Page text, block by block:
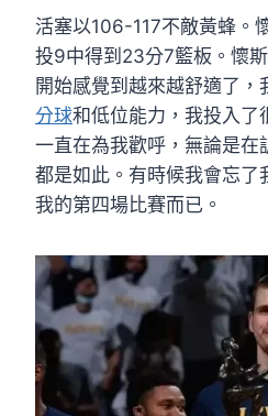
活塞以106-117不敵黃蜂。
投9中得到23分7籃板。懷
開始感覺到越來越舒適了，
分球和低位能力，我投入了
一直在為我歡呼，無論是在
都是如此。有時候我會忘了
我的第四場比賽而已。